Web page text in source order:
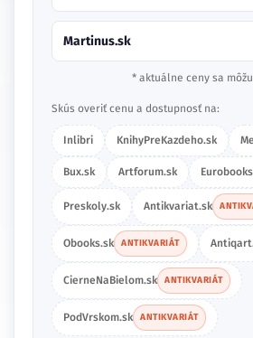
PantaRhei.sk
Inlibri KnihyPreKazdeho.sk
Bux.sk Artforum.sk
ANTIKVARIÁT
ANTIKVARIÁT
ANTIKVARIÁT